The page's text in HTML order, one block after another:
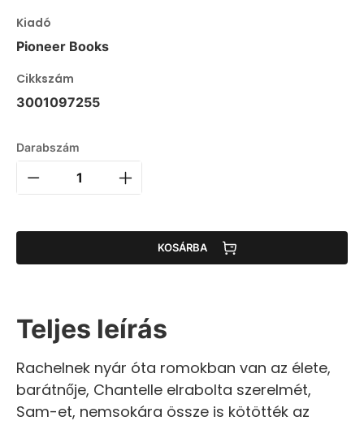
Kiadó
Pioneer Books
Cikkszám
3001097255
Darabszám
KOSÁRBA
Teljes leírás
Rachelnek nyár óta romokban van az élete,
barátnője, Chantelle elrabolta szerelmét,
Sam-et, nemsokára össze is kötötték az